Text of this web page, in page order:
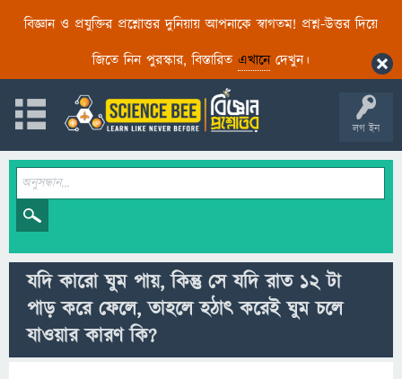
বিজ্ঞান ও প্রযুক্তির প্রশ্নোত্তর দুনিয়ায় আপনাকে স্বাগতম! প্রশ্ন-উত্তর দিয়ে
জিতে নিন পুরস্কার, বিস্তারিত এখানেদেখুন।
লগ ইন
যদি কারো ঘুম পায়, কিন্তু সে যদি রাত ১২ টা
পাড় করে ফেলে, তাহলে হঠাৎ করেই ঘুম চলে
যাওয়ার কারণ কি?